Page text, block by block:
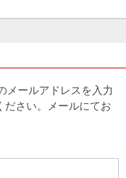
メールアドレスを入力
ださい。メールにてお